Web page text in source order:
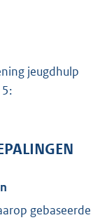
jeugdhulp
gebaseerde